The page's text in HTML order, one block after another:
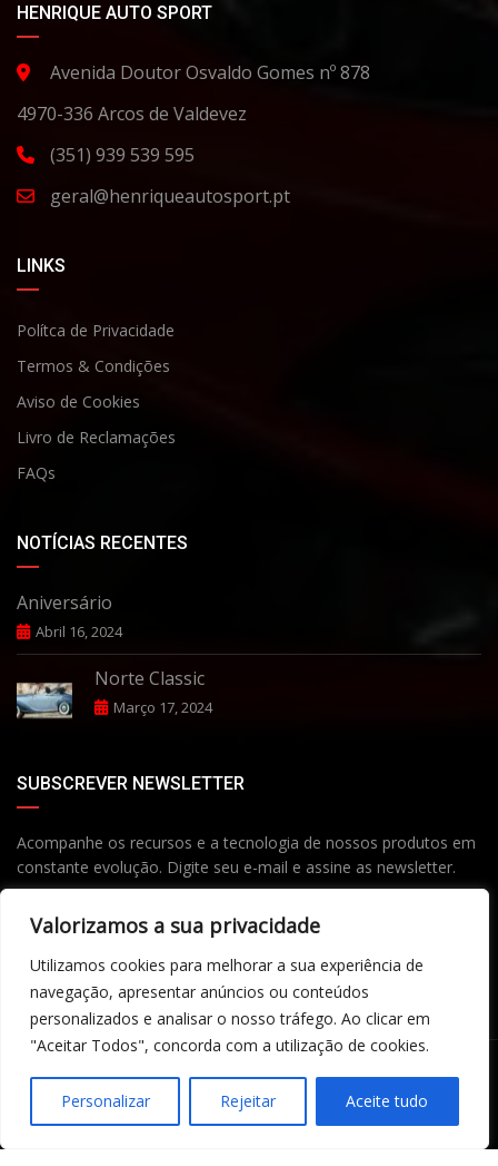
Valorizamos a sua privacidade
Utilizamos cookies para melhorar a sua experiência de
navegação, apresentar anúncios ou conteúdos
personalizados e analisar o nosso tráfego. Ao clicar em
"Aceitar Todos", concorda com a utilização de cookies.
Personalizar Rejeitar Aceite tudo
HENRIQUE AUTO SPORT
Avenida Doutor Osvaldo Gomes nº 878
4970-336 Arcos de Valdevez
(351) 939 539 595
geral@henriqueautosport.pt
LINKS
Polítca de Privacidade
Termos & Condições
Aviso de Cookies
Livro de Reclamações
FAQs
NOTÍCIAS RECENTES
Aniversário
Abril 16, 2024
Norte Classic
Março 17, 2024
SUBSCREVER NEWSLETTER
Acompanhe os recursos e a tecnologia de nossos produtos em
constante evolução. Digite seu e-mail e assine as newsletter.
Subscribe
©Copyright 2026Stand Henrique- Desenvolvido por Inforvez,
Lda.